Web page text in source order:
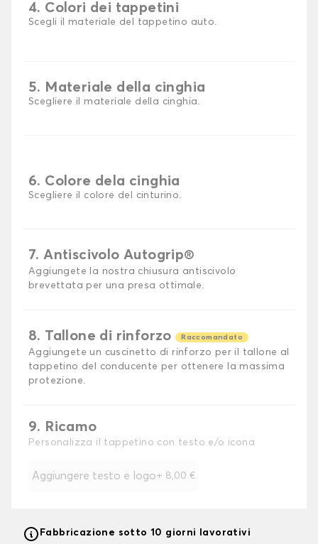
4. Colori dei tappetini
Scegli il materiale del tappetino auto.
5. Materiale della cinghia
Scegliere il materiale della cinghia.
6. Colore dela cinghia
Scegliere il colore del cinturino.
7. Antiscivolo Autogrip®
Aggiungete la nostra chiusura antiscivolo
brevettata per una presa ottimale.
8. Tallone di rinforzo Raccomandato
Aggiungete un cuscinetto di rinforzo per il tallone al
tappetino del conducente per ottenere la massima
protezione.
9. Ricamo
Personalizza il tappetino con testo e/o icona
Aggiungere testo e logo+ 8,00 €
Fabbricazione sotto 10 giorni lavorativi